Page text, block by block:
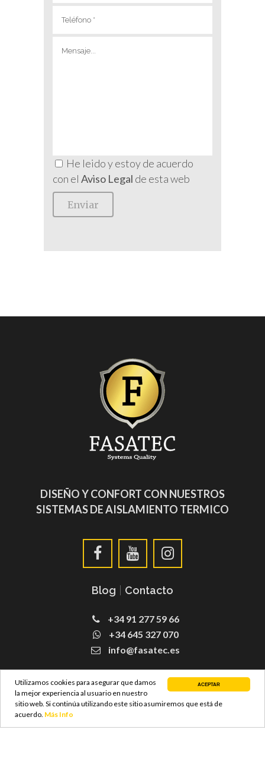
ACEPTAR
Utilizamos cookies para asegurar que damos
la mejor experiencia al usuario en nuestro
sitio web. Si continúa utilizando este sitio asumiremos que está de
acuerdo. Más Info
He leido y estoy de acuerdo
con el Aviso Legal de esta web
DISEÑO Y CONFORT CON NUESTROS
SISTEMAS DE AISLAMIENTO TERMICO
Blog Contacto
+34 91 277 59 66
+34 645 327 070
info@fasatec.es
SATE Fachadas